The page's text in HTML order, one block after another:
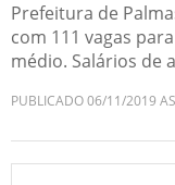
Prefeitura de
com 111 vagas
médio. Salários de
PUBLICADO 06/11/2019